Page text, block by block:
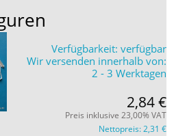
Verfügbarkeit: verfügbar
Wir versenden innerhalb von:
2 - 3 Werktagen
2,84 €
Preis inklusive 23,00% VAT
Nettopreis:2,31 €